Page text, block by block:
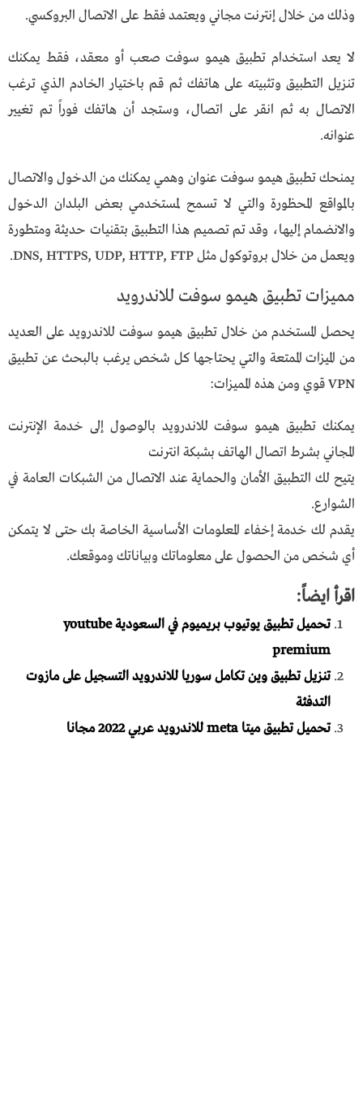
وذلك من خلال إنترنت مجاني ويعتمد فقط على الاتصال البروكسي.
لا يعد استخدام تطبيق هيمو سوفت صعب أو معقد، فقط يمكنك
تنزيل التطبيق وتثبيته على هاتفك ثم قم باختيار الخادم الذي ترغب
الاتصال به ثم انقر على اتصال، وستجد أن هاتفك فوراً تم تغيير
عنوانه.
يمنحك تطبيق هيمو سوفت عنوان وهمي يمكنك من الدخول والاتصال
بالمواقع المحظورة والتي لا تسمح لمستخدمي بعض البلدان الدخول
والانضمام إليها، وقد تم تصميم هذا التطبيق بتقنيات حديثة ومتطورة
ويعمل من خلال بروتوكول مثل DNS, HTTPS, UDP, HTTP, FTP.
مميزات تطبيق هيمو سوفت للاندرويد
يحصل المستخدم من خلال تطبيق هيمو سوفت للاندرويد على العديد
من الميزات الممتعة والتي يحتاجها كل شخص يرغب بالبحث عن تطبيق
VPN قوي ومن هذه المميزات:
يمكنك تطبيق هيمو سوفت للاندرويد بالوصول إلى خدمة الإنترنت
المجاني بشرط اتصال الهاتف بشبكة انترنت
يتيح لك التطبيق الأمان والحماية عند الاتصال من الشبكات العامة في
الشوارع.
يقدم لك خدمة إخفاء المعلومات الأساسية الخاصة بك حتى لا يتمكن
أي شخص من الحصول على معلوماتك وبياناتك وموقعك.
اقرأ ايضاً:
تحميل تطبيق يوتيوب بريميوم في السعودية youtube
premium
تنزيل تطبيق وين تكامل سوريا للاندرويد التسجيل على مازوت
التدفئة
تحميل تطبيق ميتا meta للاندرويد عربي 2022 مجانا